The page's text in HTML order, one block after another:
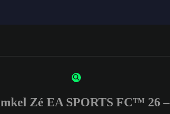
or numbers
Zé EA SPORTS FC™ 26 –